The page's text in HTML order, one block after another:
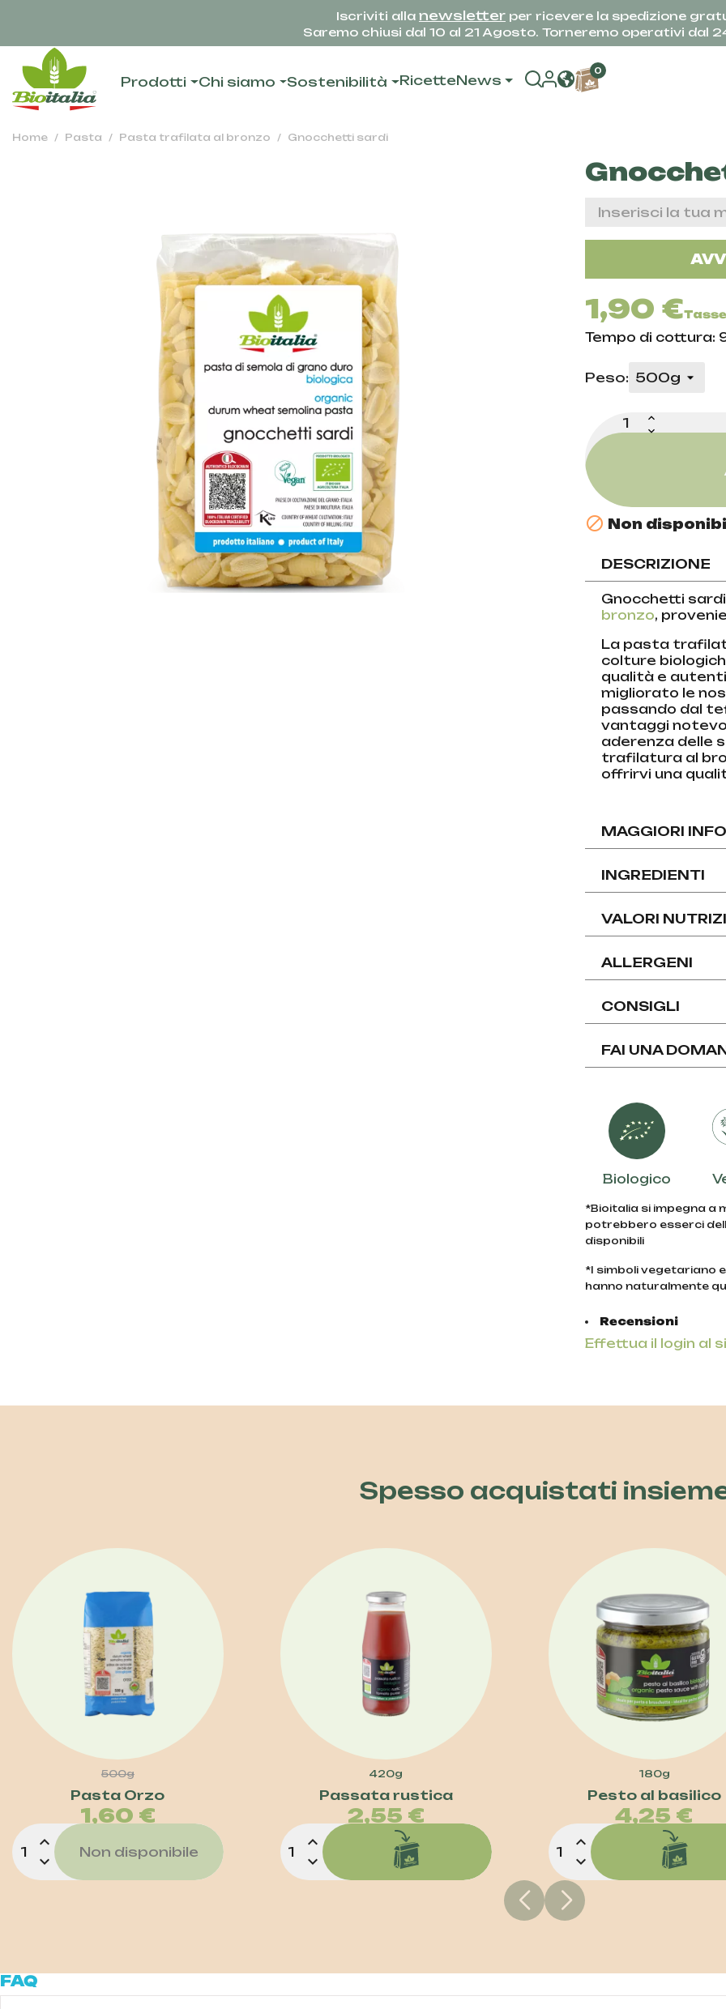
Iscriviti alla newsletter per ricevere la spedizione
Saremo chiusi dal 10 al 21 Agosto. Torneremo operativi dal
Prodotti Chi siamo Sostenibilità RicetteNews
0
Home Pasta Pasta trafilata al bronzo Gnocchetti sardi
1,90 €
Tempo di cottura:
Peso:
 Non
DESCRIZIONE
Gnocchetti
bronzo,
La pasta
colture
qualità e
migliorato le
passando dal
vantaggi
aderenza delle
trafilatura al
offrirvi una
MAGGIORI
INGREDIENTI
VALORI
ALLERGENI
CONSIGLI
FAI UNA
Biologico
*Bioitalia si impegna a
potrebbero esserci
disponibili
*I simboli vegetariano
hanno naturalmente
Recensioni
Effettua il login al
Spesso acquistati
500g
Pasta Orzo
Prezzo
1,60 €
expand_less
expand_more
Non disponibile
420g
Passata rustica
Prezzo
2,55 €
expand_less
expand_more
180g
Pesto al basilico
4,25 €
expand_less
expand_more
FAQ